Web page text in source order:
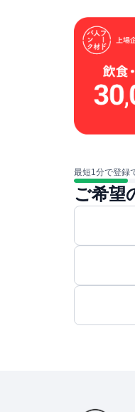
最短1分で登録
ご希望